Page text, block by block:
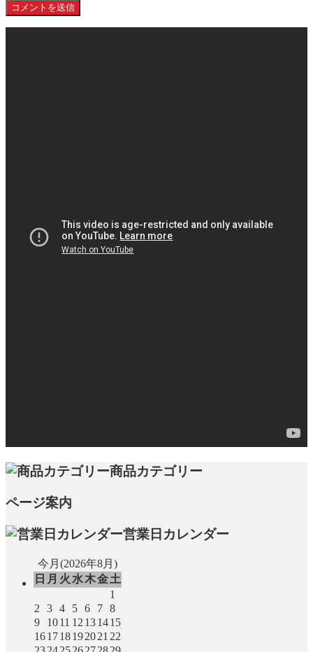
商品カテゴリー
ページ案内
営業日カレンダー
今月(2026年8月)
日 月 火 水木金土
1
2
3 4 5 6 7 8
9
1011 12 131415
161718192021 22